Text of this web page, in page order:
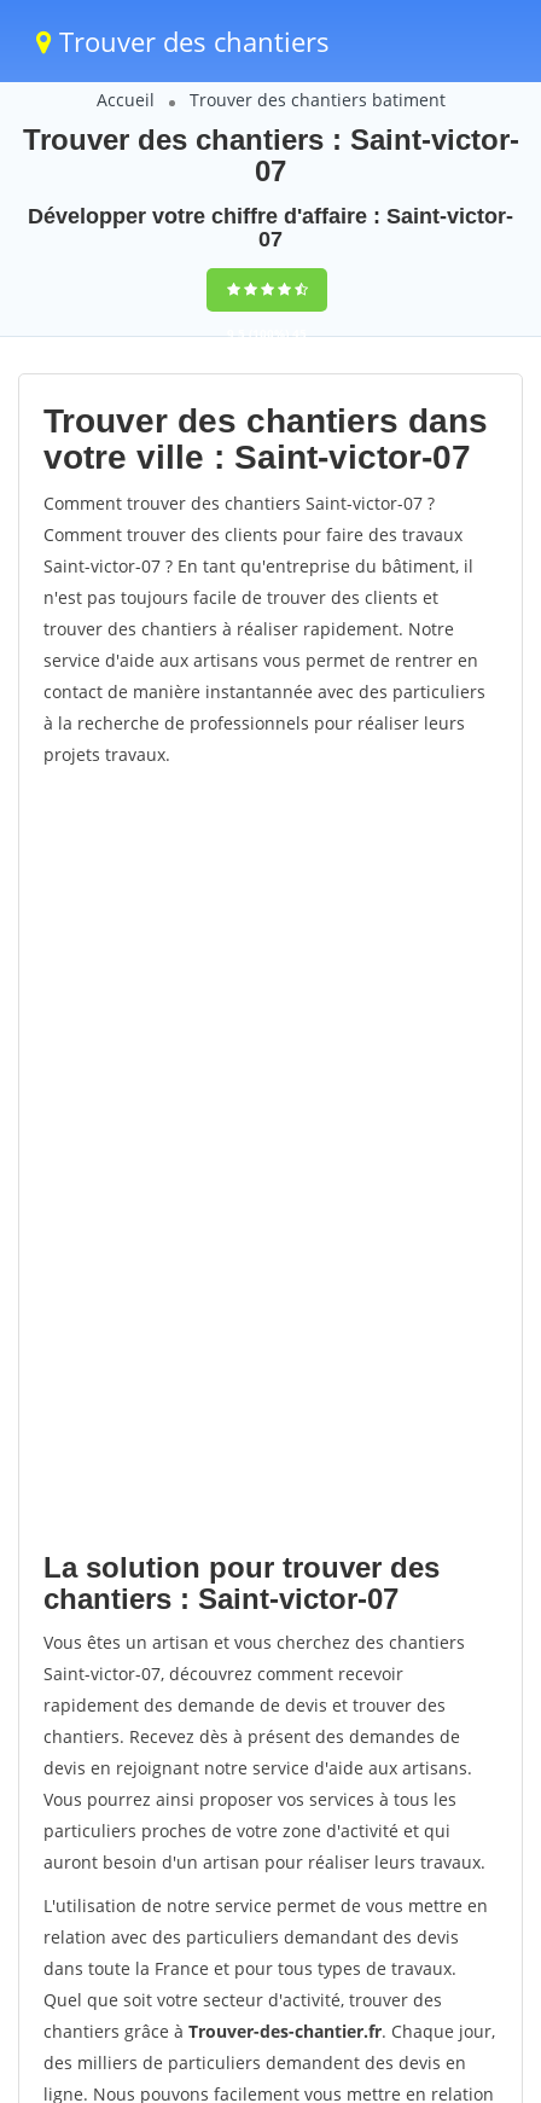
Trouver des chantiers
Accueil Trouver des chantiers batiment
Trouver des chantiers : Saint-victor-
07
Développer votre chiffre d'affaire : Saint-victor-
07
9,5(100%)45
votes
Trouver des chantiers dans
votre ville : Saint-victor-07
Comment trouver des chantiers Saint-victor-07 ?
Comment trouver des clients pour faire des travaux
Saint-victor-07 ? En tant qu'entreprise du bâtiment, il
n'est pas toujours facile de trouver des clients et
trouver des chantiers à réaliser rapidement. Notre
service d'aide aux artisans vous permet de rentrer en
contact de manière instantannée avec des particuliers
à la recherche de professionnels pour réaliser leurs
projets travaux.
La solution pour trouver des
chantiers : Saint-victor-07
Vous êtes un artisan et vous cherchez des chantiers
Saint-victor-07, découvrez comment recevoir
rapidement des demande de devis et trouver des
chantiers. Recevez dès à présent des demandes de
devis en rejoignant notre service d'aide aux artisans.
Vous pourrez ainsi proposer vos services à tous les
particuliers proches de votre zone d'activité et qui
auront besoin d'un artisan pour réaliser leurs travaux.
L'utilisation de notre service permet de vous mettre en
relation avec des particuliers demandant des devis
dans toute la France et pour tous types de travaux.
Quel que soit votre secteur d'activité, trouver des
chantiers grâce à Trouver-des-chantier.fr. Chaque jour,
des milliers de particuliers demandent des devis en
ligne. Nous pouvons facilement vous mettre en relation